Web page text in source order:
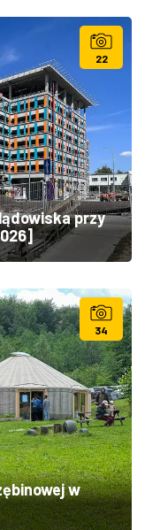
22
przy
34
w